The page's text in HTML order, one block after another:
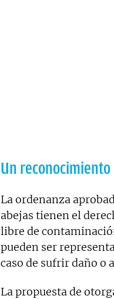
Un
La ordenanza
abejas tienen el
libre de
pueden ser
caso de sufrir daño o
La propuesta de